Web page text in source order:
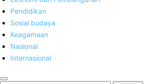
Pendidikan
Sosial budaya
Keagamaan
Nasional
Internasional